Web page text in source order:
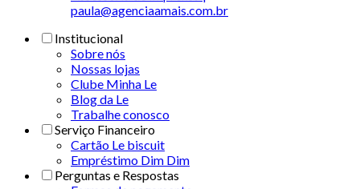
paula@agenciaamais.com.br
Institucional
Sobre nós
Nossas lojas
Clube Minha Le
Blog da Le
Trabalhe conosco
Serviço Financeiro
Cartão Le biscuit
Empréstimo Dim Dim
Perguntas e Respostas